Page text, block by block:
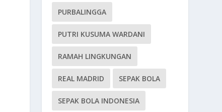
PURBALINGGA
PUTRI KUSUMA WARDANI
RAMAH LINGKUNGAN
REAL MADRID SEPAK BOLA
SEPAK BOLA INDONESIA